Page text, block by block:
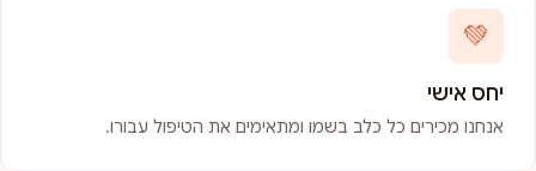
💚
יחס אישי
אנחנו מכירים כל כלב בשמו ומתאימים את הטיפול עבורו.